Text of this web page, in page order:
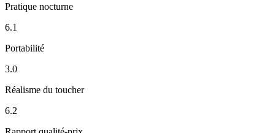
Pratique nocturne
6.1
Portabilité
3.0
Réalisme du toucher
6.2